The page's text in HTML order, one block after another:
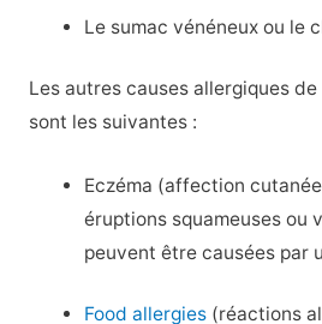
Le sumac vénéneux ou le
Les autres causes allergiques
sont les suivantes :
Eczéma (affection
éruptions squameuses ou
peuvent être causées par
Food allergies (réactions